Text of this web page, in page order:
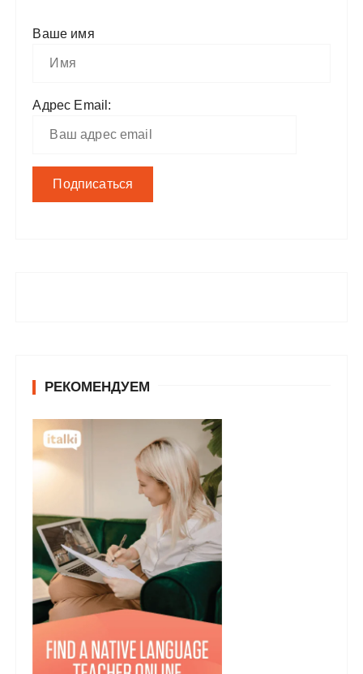
Ваше имя
Адрес Email:
РЕКОМЕНДУЕМ